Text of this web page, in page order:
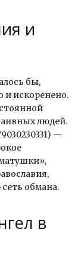
и
бы,
искоренено.
людей.
—
обмана.
в